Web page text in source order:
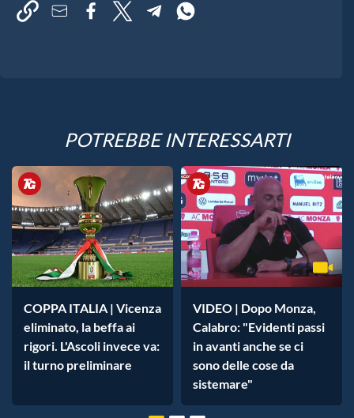
POTREBBE INTERESSARTI
COPPA ITALIA | Vicenza
eliminato, la beffa ai
rigori. L'Ascoli invece va:
il turno preliminare
VIDEO | Dopo Monza,
Calabro: "Evidenti passi
in avanti anche se ci
sono delle cose da
sistemare"